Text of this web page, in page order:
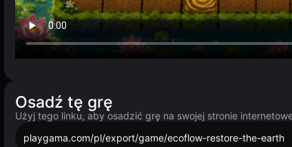
Osadź tę grę
Użyj tego linku, aby osadzić grę na swojej stronie
playgama.com/pl/export/game/ecoflow-restore-the-earth